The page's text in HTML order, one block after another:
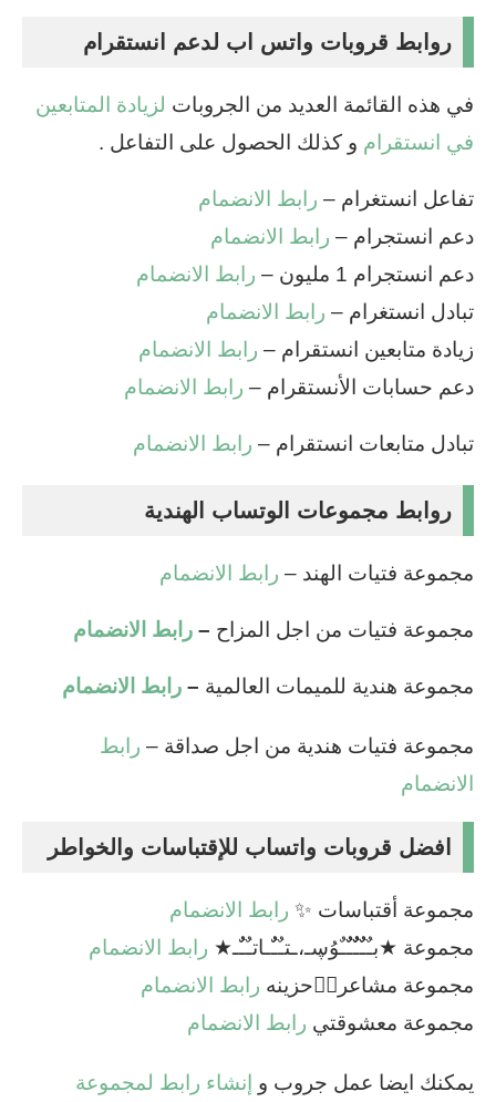
روابط قروبات واتس اب لدعم انستقرام
في هذه القائمة العديد من الجروبات لزيادة المتابعين
في انستقرام و كذلك الحصول على التفاعل .
تفاعل انستغرام – رابط الانضمام
دعم انستجرام – رابط الانضمام
دعم انستجرام 1 مليون –
رابط الانضمام
تبادل انستغرام – رابط الانضمام
زيادة متابعين انستقرام – رابط الانضمام
دعم حسابات الأنستقرام – رابط الانضمام
تبادل متابعات انستقرام – رابط الانضمام
روابط مجموعات الوتساب الهندية
مجموعة فتيات الهند – رابط الانضمام
مجموعة فتيات من اجل المزاح – رابط الانضمام
مجموعة هندية للميمات العالمية – رابط الانضمام
مجموعة فتيات هندية من اجل صداقة – رابط
الانضمام
افضل قروبات واتساب للإقتباسات والخواطر
مجموعة أقتباسات ✨ رابط الانضمام
مجموعة ★بـٌـٌٌـٌٌٌـٌٌـٌوُڛـ،ـتـٌـٌٌـاتـٌـٌٌـ★ رابط الانضمام
مجموعة ‌‌مشاعر✹⃝‌حزينه رابط الانضمام
مجموعة معشوقتي رابط الانضمام
يمكنك ايضا عمل جروب و إنشاء رابط لمجموعة